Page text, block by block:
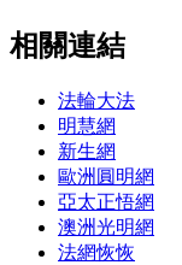
相關連結
法輪大法
明慧網
新生網
歐洲圓明網
亞太正悟網
澳洲光明網
法網恢恢